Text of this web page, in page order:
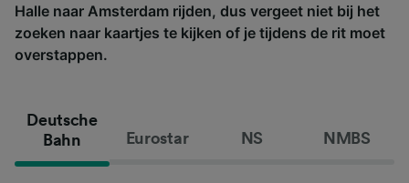
Halle naar Amsterdam rijden, dus vergeet niet bij het
zoeken naar kaartjes te kijken of je tijdens de rit moet
overstappen.
Deutsche
Bahn
Eurostar NS NMBS